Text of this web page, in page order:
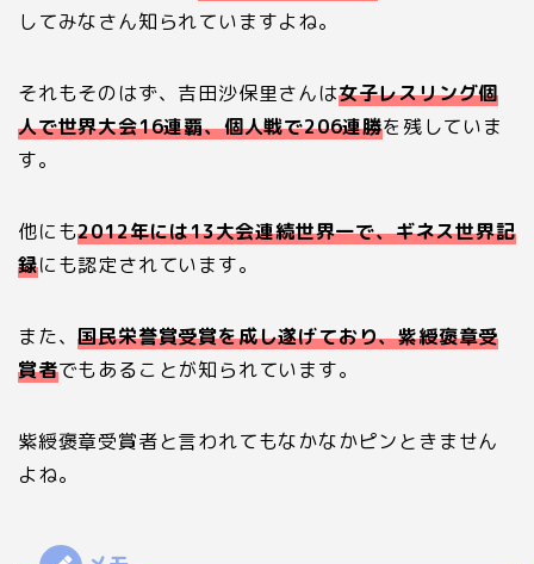
してみなさん知られていますよね。
それもそのはず、吉田沙保里さんは女子レスリング個
人で世界大会16連覇、個人戦で206連勝を残していま
す。
他にも2012年には13大会連続世界一で、ギネス世界記
録にも認定されています。
また、国民栄誉賞受賞を成し遂げており、紫綬褒章受
賞者でもあることが知られています。
紫綬褒章受賞者と言われてもなかなかピンときません
よね。